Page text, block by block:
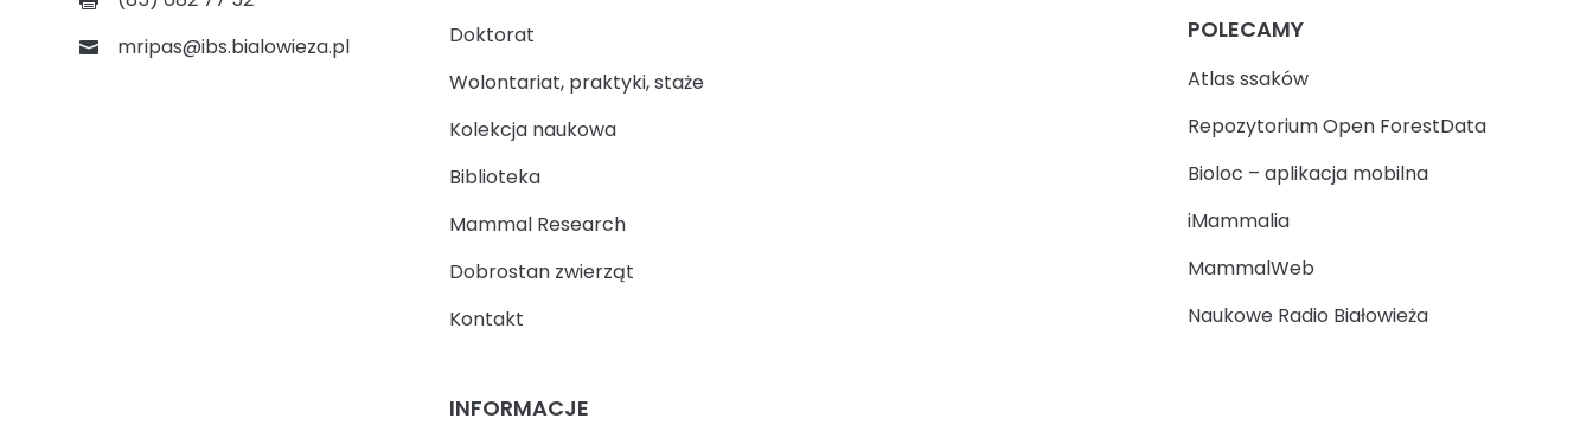
mripas@ibs.bialowieza.pl
Doktorat
Wolontariat, praktyki, staże
Kolekcja naukowa
Biblioteka
Mammal Research
Dobrostan zwierząt
Kontakt
INFORMACJE
POLECAMY
Atlas ssaków
Repozytorium Open ForestData
Bioloc – aplikacja mobilna
iMammalia
MammalWeb
Naukowe Radio Białowieża